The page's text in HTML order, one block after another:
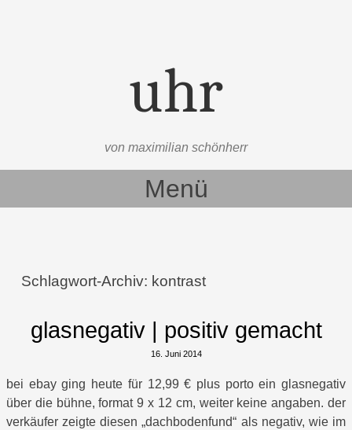
uhr
von maximilian schönherr
Menü
Schlagwort-Archiv: kontrast
glasnegativ | positiv gemacht
16. Juni 2014
bei ebay ging heute für 12,99 € plus porto ein glasnegativ
über die bühne, format 9 x 12 cm, weiter keine angaben. der
verkäufer zeigte diesen „dachbodenfund“ als negativ, wie im